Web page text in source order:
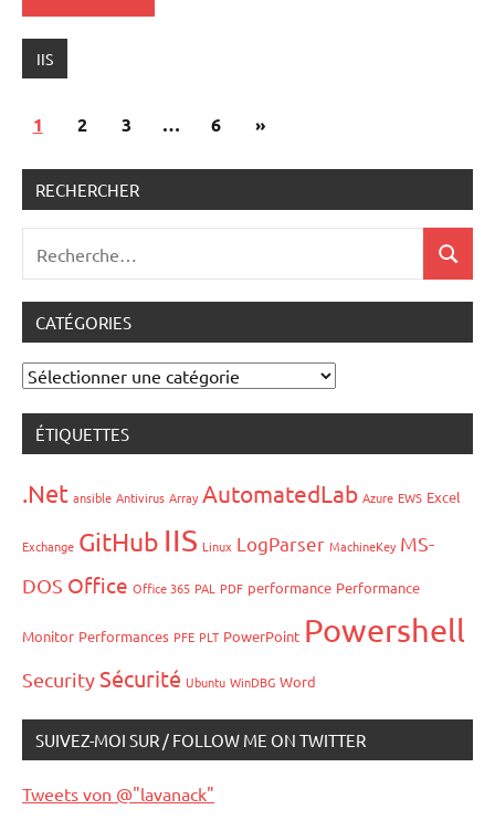
IIS
Pagination
publications
1 2 3 … 6
Articles
»
RECHERCHER
pour
:
CATÉGORIES
Catégories
ÉTIQUETTES
.Net ansible Antivirus Array AutomatedLab Azure EWS Excel
Exchange GitHub IIS Linux LogParser MachineKey MS-
DOS Office Office 365 PAL PDF performance Performance
Monitor Performances PFE PLT PowerPoint Powershell
SecuritySécurité Ubuntu WinDBG Word
SUIVEZ-MOI SUR / FOLLOW ME ON TWITTER
Tweets von @"lavanack"